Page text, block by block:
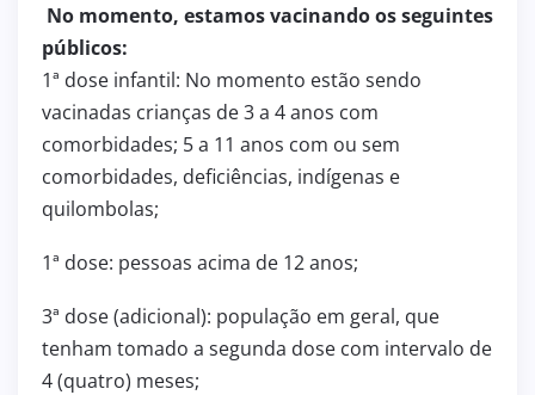
No momento, estamos vacinando os seguintes
públicos:
1ª dose infantil: No momento estão sendo
vacinadas crianças de 3 a 4 anos com
comorbidades; 5 a 11 anos com ou sem
comorbidades, deficiências, indígenas e
quilombolas;
1ª dose: pessoas acima de 12 anos;
3ª dose (adicional): população em geral, que
tenham tomado a segunda dose com intervalo de
4 (quatro) meses;